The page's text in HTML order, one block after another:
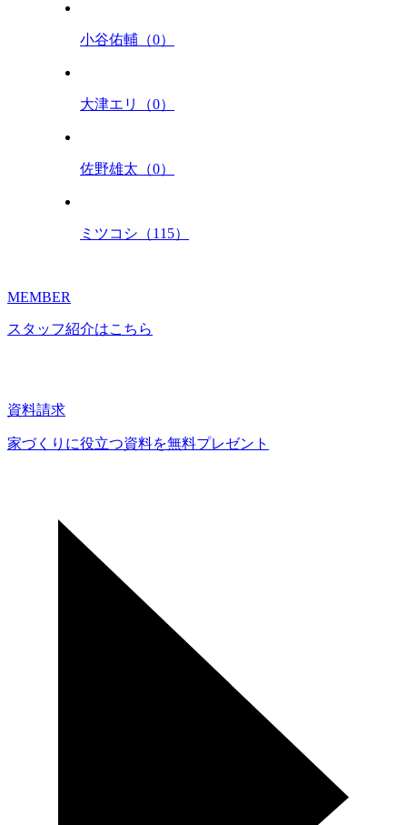
小谷佑輔（0）
大津エリ（0）
佐野雄太（0）
ミツコシ（115）
MEMBER
スタッフ紹介はこちら
資料請求
家づくりに役立つ資料を無料プレゼント